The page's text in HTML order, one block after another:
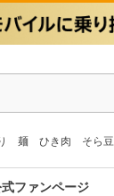
麺 ひき肉 そら豆
ファンページ